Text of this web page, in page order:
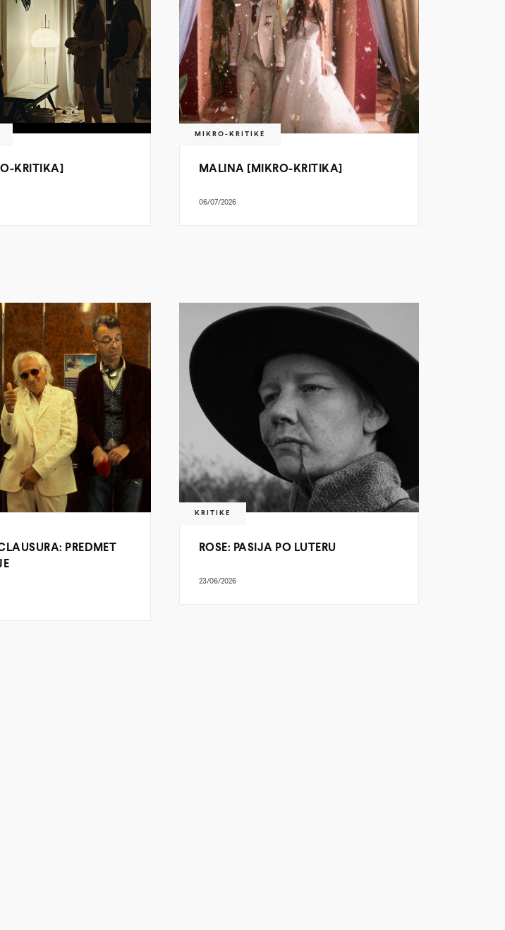
KRITIKA]
MIKRO-KRITIKE
MALINA [MIKRO-KRITIKA]
06/07/2026
PREDMET
KRITIKE
ROSE: PASIJA PO LUTERU
23/06/2026